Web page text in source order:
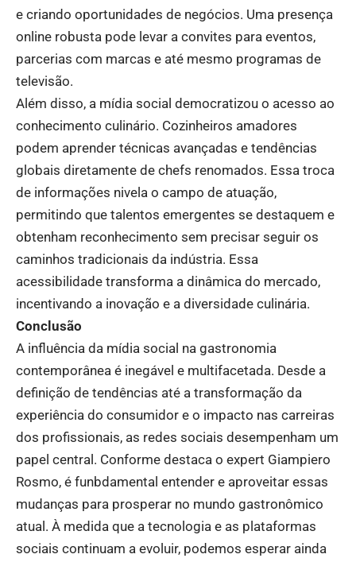
e criando oportunidades de negócios. Uma presença
online robusta pode levar a convites para eventos,
parcerias com marcas e até mesmo programas de
televisão.
Além disso, a mídia social democratizou o acesso ao
conhecimento culinário. Cozinheiros amadores
podem aprender técnicas avançadas e tendências
globais diretamente de chefs renomados. Essa troca
de informações nivela o campo de atuação,
permitindo que talentos emergentes se destaquem e
obtenham reconhecimento sem precisar seguir os
caminhos tradicionais da indústria. Essa
acessibilidade transforma a dinâmica do mercado,
incentivando a inovação e a diversidade culinária.
Conclusão
A influência da mídia social na gastronomia
contemporânea é inegável e multifacetada. Desde a
definição de tendências até a transformação da
experiência do consumidor e o impacto nas carreiras
dos profissionais, as redes sociais desempenham um
papel central. Conforme destaca o expert Giampiero
Rosmo, é funbdamental entender e aproveitar essas
mudanças para prosperar no mundo gastronômico
atual. À medida que a tecnologia e as plataformas
sociais continuam a evoluir, podemos esperar ainda